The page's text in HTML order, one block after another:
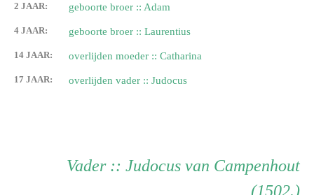
2 JAAR: geboorte broer :: Adam
4 JAAR: geboorte broer :: Laurentius
14 JAAR: overlijden moeder :: Catharina
17 JAAR: overlijden vader :: Judocus
Persoon
Vader Vader
:: Judocus van Campenhout
(1502.)